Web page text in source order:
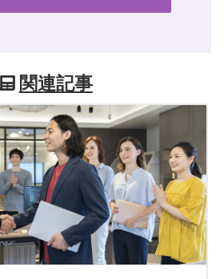
関連記事